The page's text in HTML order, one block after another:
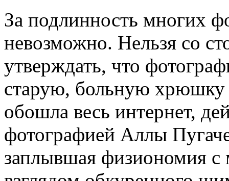
За подлинность многих
невозможно. Нельзя со
утверждать, что
старую, больную
обошла весь интернет,
фотографией Аллы
заплывшая физиономия